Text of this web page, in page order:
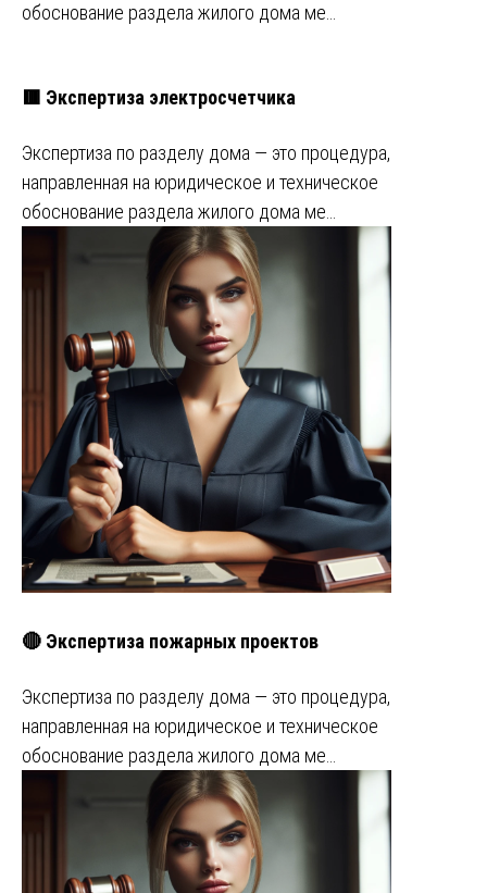
обоснование раздела жилого дома ме…
🟥 Экспертиза электросчетчика
Экспертиза по разделу дома — это процедура,
направленная на юридическое и техническое
обоснование раздела жилого дома ме…
🔴 Экспертиза пожарных проектов
Экспертиза по разделу дома — это процедура,
направленная на юридическое и техническое
обоснование раздела жилого дома ме…